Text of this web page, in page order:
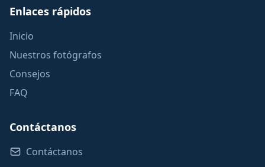
Enlaces rápidos
Inicio
Nuestros fotógrafos
Consejos
FAQ
Contáctanos
Contáctanos